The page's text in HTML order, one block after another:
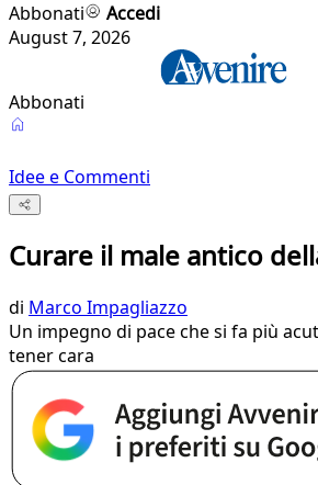
Abbonati
Accedi
August 7, 2026
Abbonati
Idee e Commenti
Curare il male antico
di Marco Impagliazzo
Un impegno di pace che si fa più
tener cara